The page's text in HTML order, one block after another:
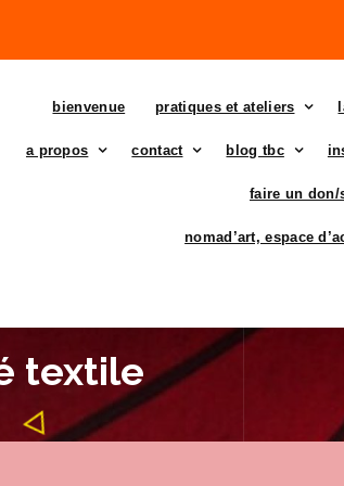
bienvenue pratiques et ateliers
a propos contact blog tbc
faire un don/
nomad’art, espace
textile